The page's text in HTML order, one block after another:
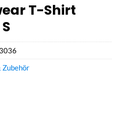
T-Shirt
Zubehör